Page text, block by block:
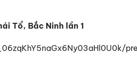
Tổ, Bắc Ninh lần 1